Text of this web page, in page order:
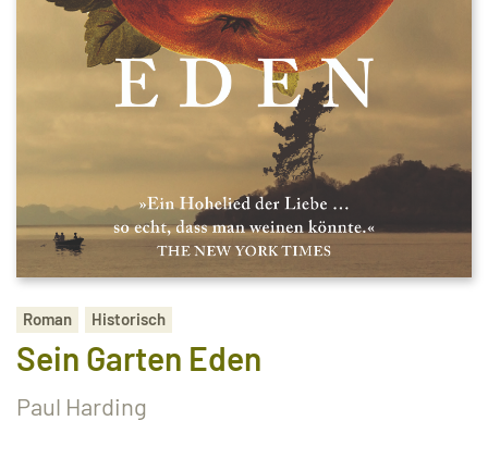
Roman Historisch
Sein Garten Eden
Paul Harding